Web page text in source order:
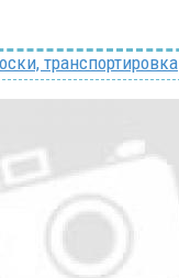
транспортировка